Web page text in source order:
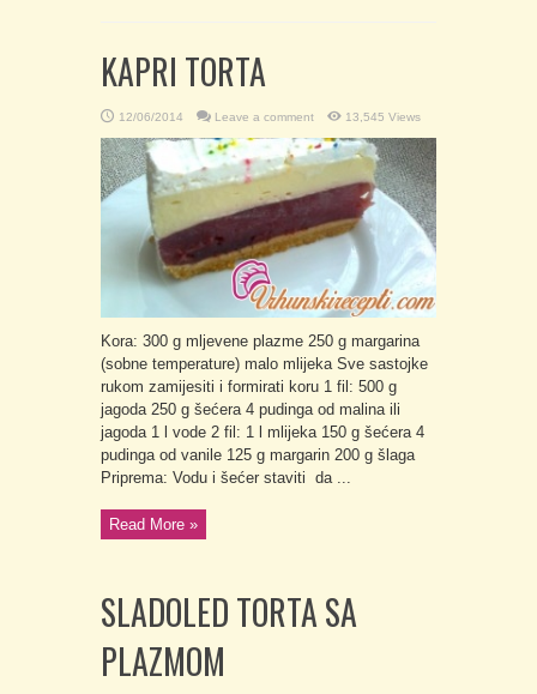
KAPRI TORTA
12/06/2014 Leave a comment 13,545 Views
Kora: 300 g mljevene plazme 250 g margarina
(sobne temperature) malo mlijeka Sve sastojke
rukom zamijesiti i formirati koru 1 fil: 500 g
jagoda 250 g šećera 4 pudinga od malina ili
jagoda 1 l vode 2 fil: 1 l mlijeka 150 g šećera 4
pudinga od vanile 125 g margarin 200 g šlaga
Priprema: Vodu i šećer staviti da ...
Read More »
SLADOLED TORTA SA
PLAZMOM